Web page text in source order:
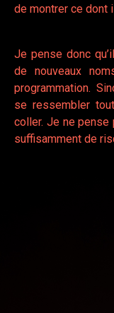
de montrer ce dont
Je pense donc
de nouveaux
programmation.
se ressembler
coller. Je ne pense
suffisamment de